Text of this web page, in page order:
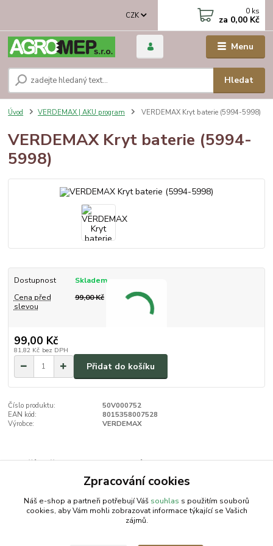
Menu
CZK
Hledat
0 ks
za 0,00 Kč
Úvod VERDEMAX | AKU program VERDEMAX Kryt baterie (5994-5998)
VERDEMAX Kryt baterie (5994-
5998)
Dostupnost
Skladem
Cena před
slevou
99,00 Kč
99,00 Kč
81,82 Kč bez DPH
Přidat do košíku
Číslo produktu:
50V000752
EAN kód:
8015358007528
Výrobce:
VERDEMAX
Zboží zařazeno v kategoriích
VERDEMAX | AKU programZpracování cookies
Náš e-shop a partneři potřebují Váš souhlas s použitím souborů
cookies, aby Vám mohli zobrazovat informace týkající se Vašich
zájmů.